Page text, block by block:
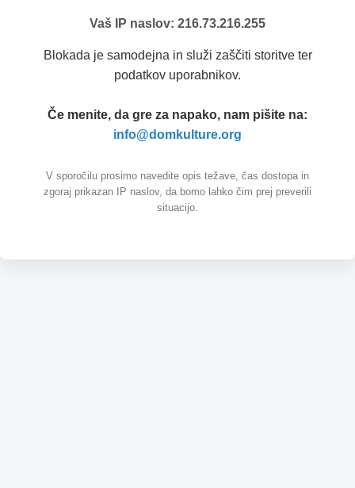
Vaš IP naslov: 216.73.216.255
Blokada je samodejna in služi zaščiti storitve ter
podatkov uporabnikov.
Če menite, da gre za napako, nam pišite na:
info@domkulture.org
V sporočilu prosimo navedite opis težave, čas dostopa in
zgoraj prikazan IP naslov, da bomo lahko čim prej preverili
situacijo.